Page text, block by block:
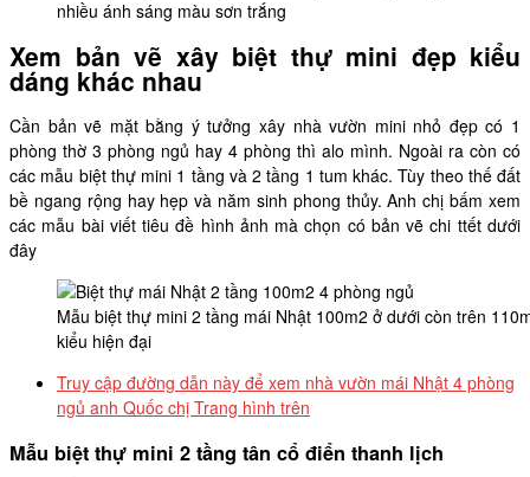
nhiều ánh sáng màu sơn trắng
Xem bản vẽ xây biệt thự mini đẹp kiểu
dáng khác nhau
Cần bản vẽ mặt bằng ý tưởng xây nhà vườn mini nhỏ đẹp có 1
phòng thờ 3 phòng ngủ hay 4 phòng thì alo mình. Ngoài ra còn có
các mẫu biệt thự mini 1 tầng và 2 tầng 1 tum khác. Tùy theo thế đất
bề ngang rộng hay hẹp và năm sinh phong thủy. Anh chị bấm xem
các mẫu bài viết tiêu đề hình ảnh mà chọn có bản vẽ chi ttết dưới
đây
Mẫu biệt thự mini 2 tầng mái Nhật 100m2 ở dưới còn trên
kiểu hiện đại
Truy cập đường dẫn này để xem nhà vườn mái Nhật 4 phòng
ngủ anh Quốc chị Trang hình trên
Mẫu biệt thự mini 2 tầng tân cổ điển thanh lịch